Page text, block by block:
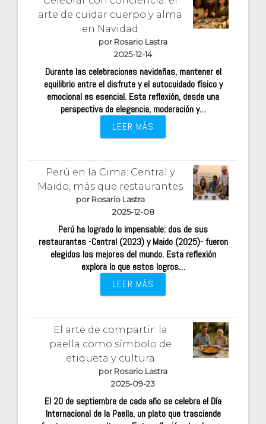
arte de cuidar cuerpo y alma
en Navidad
por Rosario Lastra
2025-12-14
Durante las celebraciones navideñas, mantener el
equilibrio entre el disfrute y el autocuidado físico y
emocional es esencial. Esta reflexión, desde una
perspectiva de elegancia, moderación y…
LEER MÁS
Perú en la Cima: Central y
Maido, más que restaurantes
por Rosario Lastra
2025-12-08
Perú ha logrado lo impensable: dos de sus
restaurantes -Central (2023) y Maido (2025)- fueron
elegidos los mejores del mundo. Esta reflexión
explora lo que estos logros…
LEER MÁS
El arte de compartir: la
paella como símbolo de
etiqueta y cultura
por Rosario Lastra
2025-09-23
El 20 de septiembre de cada año se celebra el Día
Internacional de la Paella, un plato que trasciende